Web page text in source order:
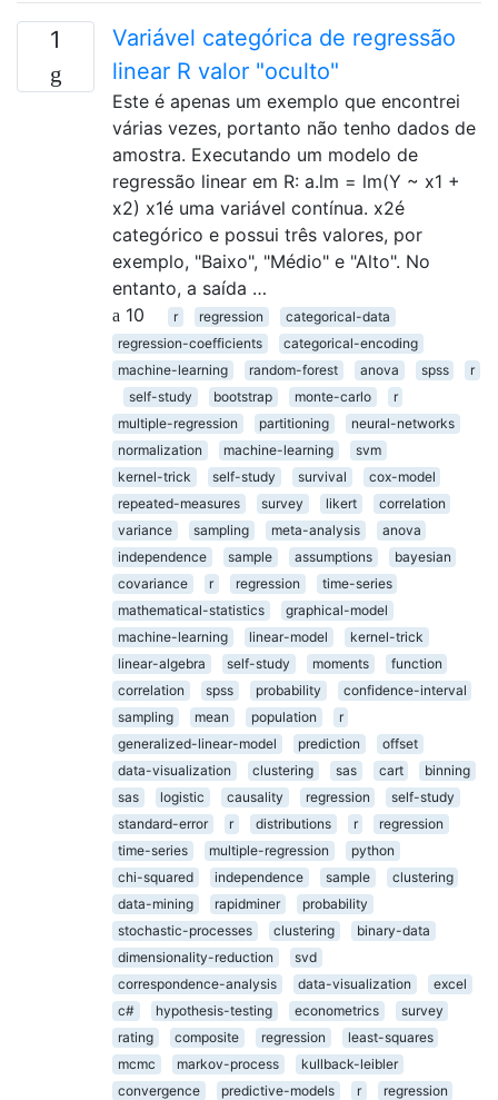
1
Variável categórica de regressão
linear R valor "oculto"
Este é apenas um exemplo que encontrei
várias vezes, portanto não tenho dados de
amostra. Executando um modelo de
regressão linear em R: a.lm = lm(Y ~ x1 +
x2) x1é uma variável contínua. x2é
categórico e possui três valores, por
exemplo, "Baixo", "Médio" e "Alto". No
entanto, a saída …
10
r regression
categorical-data
regression-coefficients
categorical-encoding
machine-learning
random-forest anova spss
r
self-study
bootstrap monte-carlo
r
multiple-regression
partitioning
neural-networks
normalization
machine-learning
svm
kernel-trick
self-study survival
cox-model
repeated-measures
survey likert
correlation
variance
sampling meta-analysis
anova
independence
sample assumptions
bayesian
covariance
r regression
time-series
mathematical-statistics
graphical-model
machine-learning
linear-model
kernel-trick
linear-algebra
self-study moments
function
correlation
spss probability
confidence-interval
sampling
mean population
r
generalized-linear-model
prediction
offset
data-visualization
clustering sas cart
binning
sas
logistic causality regression
self-study
standard-error
r distributions r
regression
time-series
multiple-regression
python
chi-squared
independence sample
clustering
data-mining
rapidminer
probability
stochastic-processes
clustering
binary-data
dimensionality-reduction
svd
correspondence-analysis
data-visualization
excel
c#
hypothesis-testing econometrics
survey
rating
composite regression
least-squares
mcmc
markov-process
kullback-leibler
convergence
predictive-models r
regression